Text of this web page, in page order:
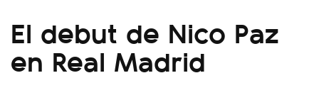
El debut de Nico Paz
en Real Madrid